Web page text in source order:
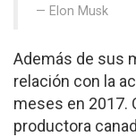
Elon Musk
Además de sus
relación con la
meses en 2017.
productora